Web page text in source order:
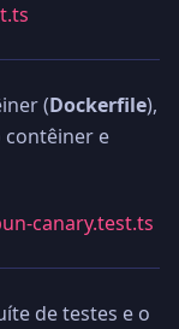
(Dockerfile),
e
canary.test.ts
de testes e o